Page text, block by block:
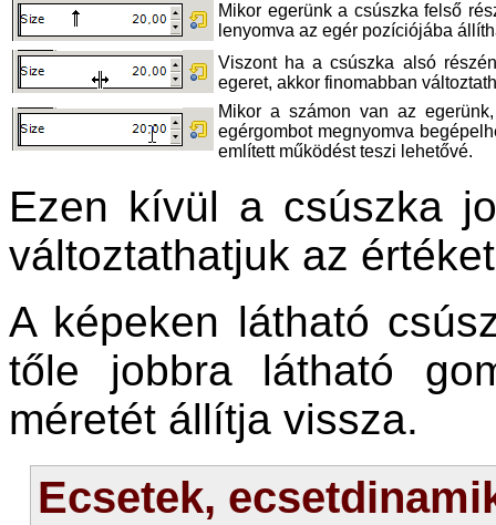
Mikor egerünk a csúszka felső
lenyomva az egér pozíciójába
Viszont ha a csúszka alsó
egeret, akkor finomabban
Mikor a számon van az
egérgombot megnyomva
említett működést teszi lehetővé.
Ezen kívül a csúszka
változtathatjuk az
A képeken látható
tőle jobbra látható
méretét állítja vissza.
Ecsetek,